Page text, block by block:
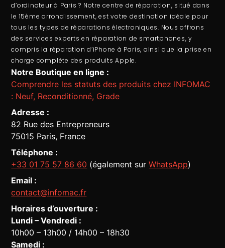
d’ordinateurà Paris ? Notre centre de réparation, situé dans
le 15ème arrondissement, est votre destination idéale pour
tous les types de réparations électroniques. Nous offrons
des services experts en réparation de smartphones, y
compris la réparation d’iPhone à Paris, ainsi que la prise en
charge complète des produits Apple.
Notre Boutique en ligne :
Comprendre les statuts des produits chez INFOMAC
: Neuf, Reconditionné, Grade
Adresse :
82 Rue des Entrepreneurs
75015 Paris, France
Téléphone :
+33 01 75 57 86 60 (également surWhatsApp)
Email :
contact@infomac.fr
Horaires d’ouverture :
Lundi – Vendredi :
10h00 – 13h00 / 14h00 – 18h30
Samedi :
Assistant Infomac